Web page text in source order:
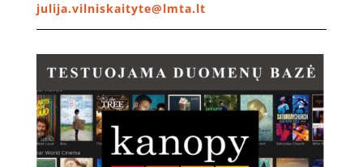
julija.vilniskaityte@lmta.lt